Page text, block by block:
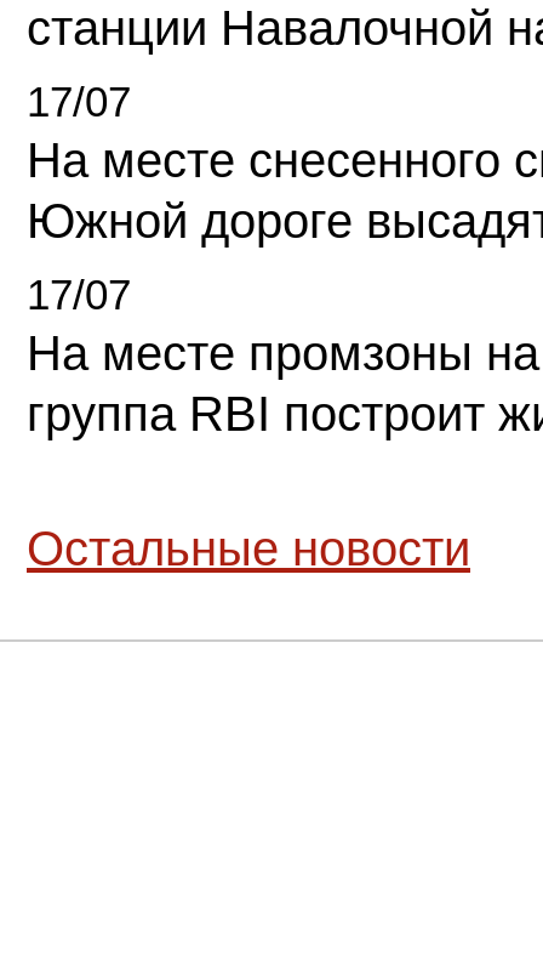
станции Навалочной
17/07
На месте снесенного
Южной дороге
17/07
На месте промзоны
группа RBI построит
Остальные новости